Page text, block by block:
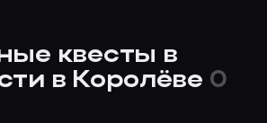
квесты в
в Королёве 0